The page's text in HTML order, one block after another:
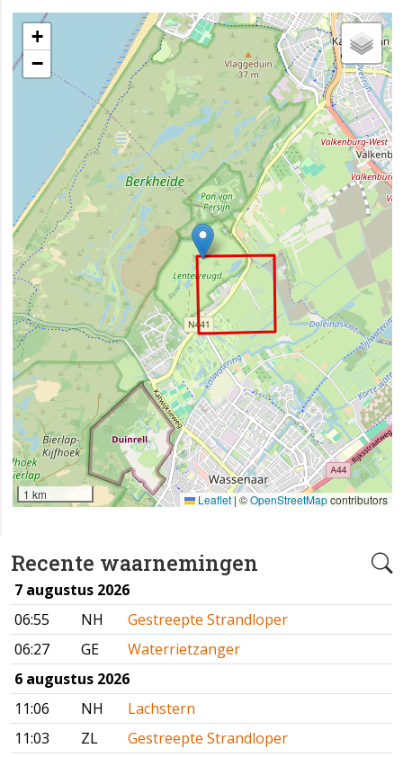
Recente waarnemingen
7 augustus 2026
06:55
NH
Gestreepte Strandloper
06:27
GE
Waterrietzanger
6 augustus 2026
11:06
NH
Lachstern
11:03
ZL
Gestreepte Strandloper
+
−
1 km Leaflet|©OpenStreetMapcontributors